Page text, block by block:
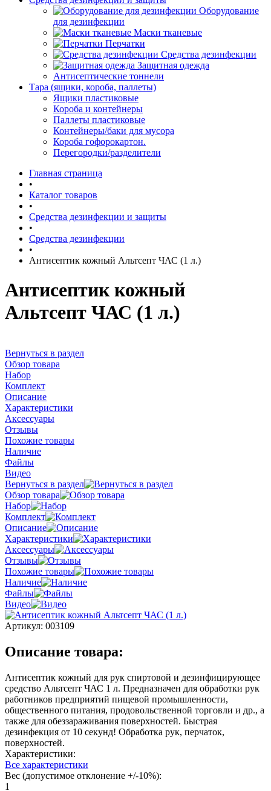
Оборудование
для дезинфекции
Маски тканевые
Перчатки
Средства дезинфекции
Защитная одежда
Антисептические тоннели
Тара (ящики, короба, паллеты)
Ящики пластиковые
Короба и контейнеры
Паллеты пластиковые
Контейнеры/баки для мусора
Короба гофорокартон.
Перегородки/разделители
Главная страница
•
Каталог товаров
•
Средства дезинфекции и защиты
•
Средства дезинфекции
•
Антисептик кожный Альтсепт ЧАС (1 л.)
Антисептик кожный
Альтсепт ЧАС (1 л.)
Вернуться в раздел
Обзор товара
Набор
Комплект
Описание
Характеристики
Аксессуары
Отзывы
Похожие товары
Наличие
Файлы
Видео
Вернуться в раздел
Обзор товара
Набор
Комплект
Описание
Характеристики
Аксессуары
Отзывы
Похожие товары
Наличие
Файлы
Видео
Артикул: 003109
Описание товара:
Антисептик кожный для рук спиртовой и дезинфицирующее
средство Альтсепт ЧАС 1 л. Предназначен для обработки рук
работников предприятий пищевой промышленности,
общественного питания, продовольственной торговли и др., а
также для обеззараживания поверхностей. Быстрая
дезинфекция от 10 секунд! Обработка рук, перчаток,
поверхностей.
Характеристики:
Все характеристики
Вес (допустимое отклонение +/-10%):
1